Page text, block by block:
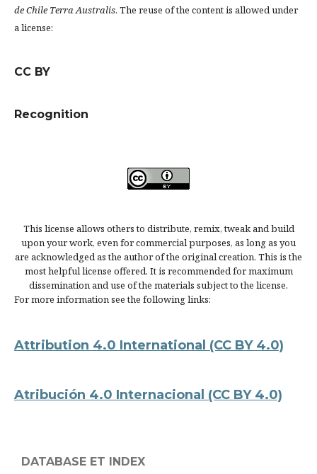
de Chile Terra Australis. The reuse of the content is allowed under
a license:
CC BY
Recognition
This license allows others to distribute, remix, tweak and build
upon your work, even for commercial purposes, as long as you
are acknowledged as the author of the original creation. This is the
most helpful license offered. It is recommended for maximum
dissemination and use of the materials subject to the license.
For more information see the following links:
Attribution 4.0 International (CC BY 4.0)
Atribución 4.0 Internacional (CC BY 4.0)
DATABASE ET INDEX